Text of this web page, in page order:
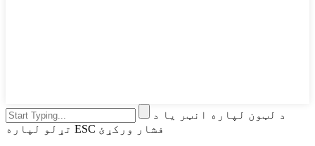
د لټون لپاره انټر یا د
تړلو لپاره ESC فشار ورکړئ